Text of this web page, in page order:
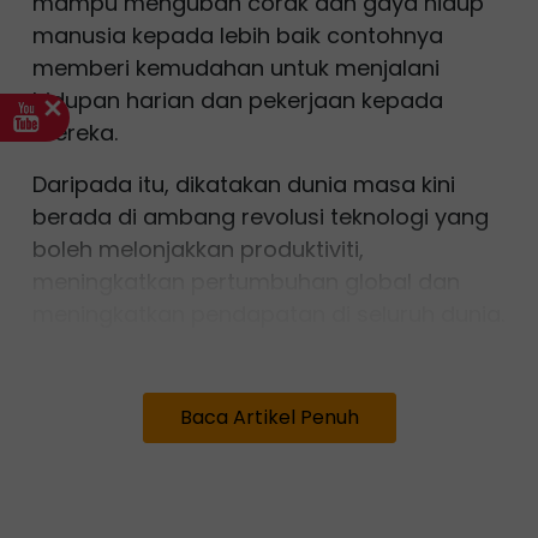
manusia kepada lebih baik contohnya
memberi kemudahan untuk menjalani
hidupan harian dan pekerjaan kepada
mereka.
Daripada itu, dikatakan dunia masa kini
berada di ambang revolusi teknologi yang
boleh melonjakkan produktiviti,
pelbagai ancaman di sebalik manfaat yang
dijanjikan kerana menurut Pengarah Urusan
Baca Artikel Penuh